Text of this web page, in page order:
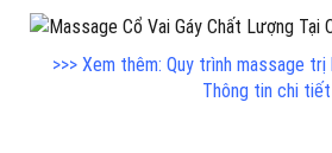
>>> Xem thêm: Quy trình massage
Thông tin chi tiết